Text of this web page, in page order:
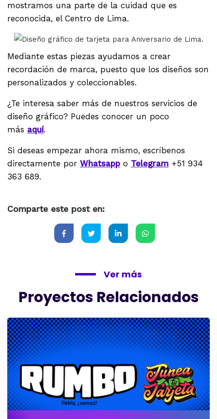
mostramos una parte de la cuidad que es
reconocida, el Centro de Lima.
Mediante estas piezas ayudamos a crear
recordación de marca, puesto que los diseños son
personalizados y coleccionables.
¿Te interesa saber más de nuestros servicios de
diseño gráfico? Puedes conocer un poco
más aquí.
Si deseas empezar ahora mismo, escríbenos
directamente por Whatsapp o Telegram +51 934
363 689.
Comparte este post en:
Ver más
Proyectos Relacionados